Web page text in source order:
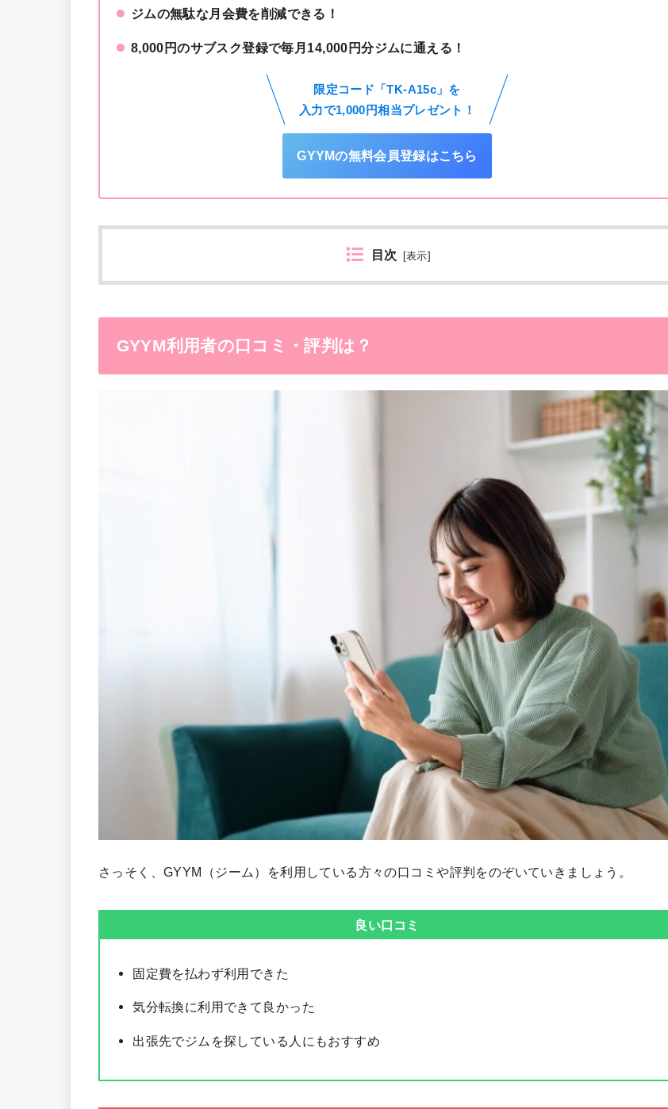
ジムの無駄な月会費を削減できる！
8,000円のサブスク登録で毎月14,000円分ジムに通える！
限定コード「TK-A15c」を
入力で1,000円相当プレゼント！
GYYMの無料会員登録はこちら
目次 [表示
GYYM利用者の口コミ・評判は？
さっそく、GYYM（ジーム）を利用している方々の口コミや評判をのぞいていきましょう。
良い口コミ
固定費を払わず利用できた
気分転換に利用できて良かった
出張先でジムを探している人にもおすすめ